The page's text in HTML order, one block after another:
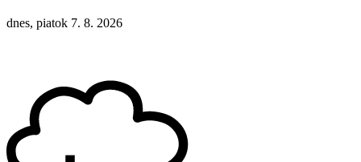
dnes, piatok 7. 8. 2026